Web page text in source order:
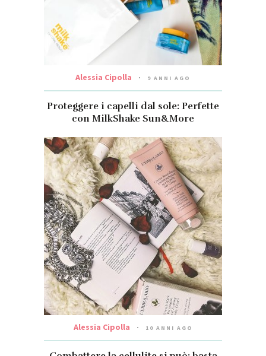
Alessia Cipolla 9 ANNI AGO
Proteggere i capelli dal sole: Perfette
con MilkShake Sun&More
Alessia Cipolla 10 ANNI AGO